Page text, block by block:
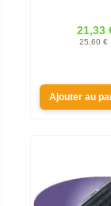
21,33
25,60 €
Ajouter au